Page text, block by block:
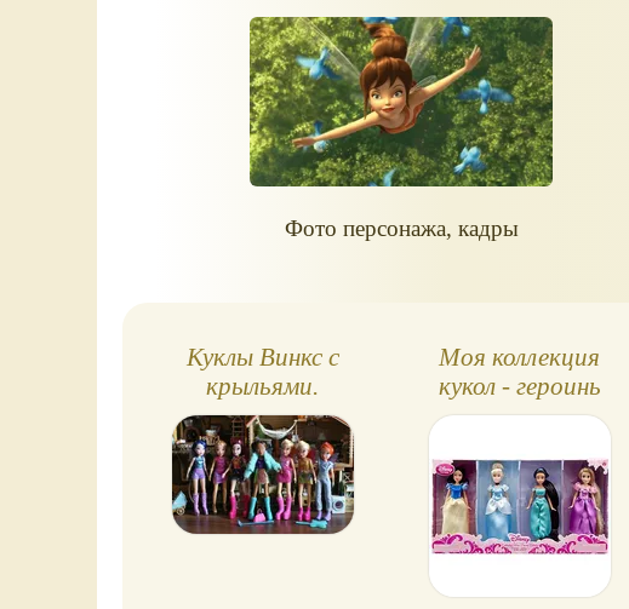
Фото персонажа, кадры
Куклы Винкс с
крыльями.
Собираем всех
шестерых. Обзор,
фото
Моя коллекция
кукол - героинь
Диснея